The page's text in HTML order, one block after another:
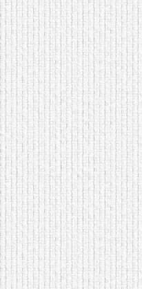
домашнем использовании.
Эта мебель имеет
некоторые преимущества
перед той же стенкой для
гостиной, к примеру,
поскольку она более
легкая и не загромождает
пространство. В спальне
этот предмет можно
поставить у изголовья
кровати, чтобы заполнить
пустующее там
место. Также стеллажи
очень часто используют в
качестве разграничителей
комнаты, например, на
рабочую зону и
пространство для отдыха.
Особенно это актуально
для однокомнатных
квартир.